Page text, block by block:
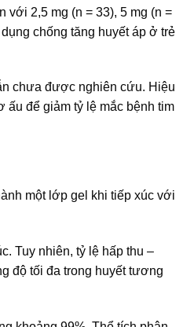
với 2,5 mg (n = 33), 5 mg (n =
chống tăng huyết áp ở trẻ
chưa được nghiên cứu. Hiệu
ấu để giảm tỷ lệ mắc bệnh tim
một lớp gel khi tiếp xúc với
Tuy nhiên, tỷ lệ hấp thu –
độ tối đa trong huyết tương